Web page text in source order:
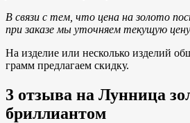
В связи с тем, что цена на золото
при заказе мы уточняем текущую
На изделие или несколько изделий
грамм предлагаем скидку.
3 отзыва на Лунница
бриллиантом